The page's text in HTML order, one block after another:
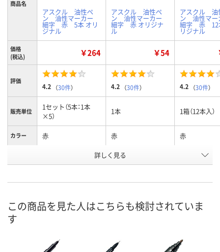
商品名
アスクル 油性ペ
ン 油性マーカー
細字 赤 5本 オリ
ジナル
アスクル 油性ペ
ン 油性マーカー
細字 赤 オリジナ
ル
アスクル 油
ン 油性マ
細字 赤 12
リジナル
価格
(税込)
￥264 ￥54
評価
4.2 （30件） 4.2 （30件） 4.2 （30件）
販売単位
1セット（5本：1本
×5）
1本 1箱（12本入）
カラー 赤 赤 赤
468878
8月7日（金）
詳しく見る
この商品を見た人はこちらも検討されていま
す